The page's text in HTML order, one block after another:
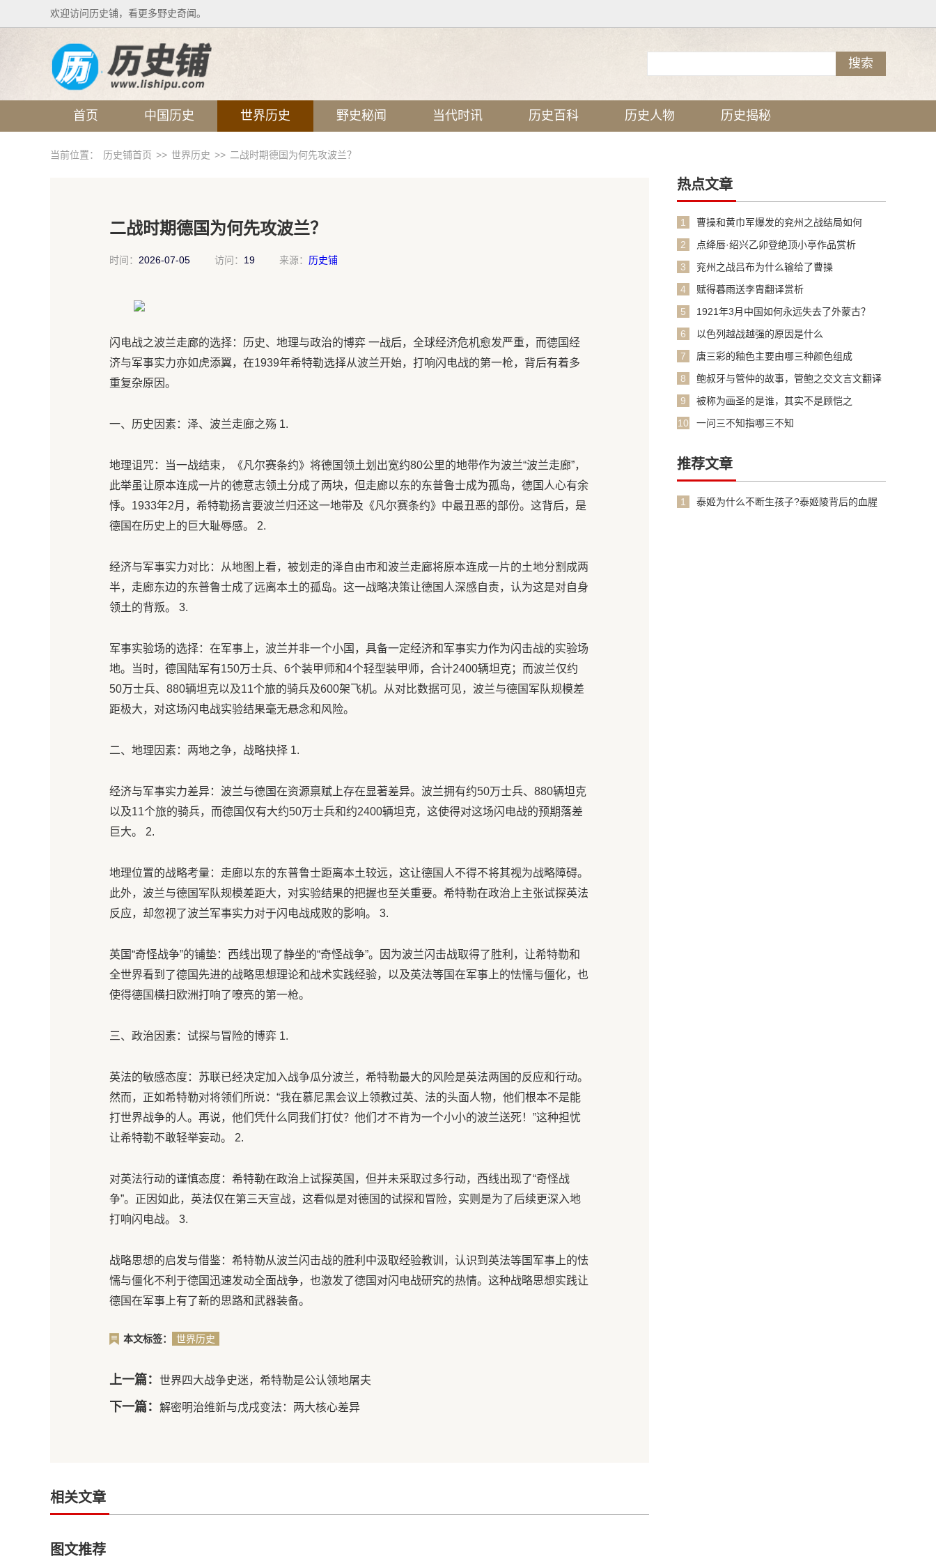
欢迎访问历史铺，看更多野史奇闻。
首页 中国历史 世界历史 野史秘闻 当代时讯 历史百科 历史人物 历史揭秘
当前位置： 历史铺首页 >> 世界历史 >> 二战时期德国为何先攻波兰？
二战时期德国为何先攻波兰？
时间： 2026-07-05 访问： 19 来源： 历史铺
闪电战之波兰走廊的选择：历史、地理与政治的博弈 一战后，全球经济危机愈发严重，而德国经
济与军事实力亦如虎添翼，在1939年希特勒选择从波兰开始，打响闪电战的第一枪，背后有着多
重复杂原因。
一、历史因素：泽、波兰走廊之殇 1.
地理诅咒：当一战结束，《凡尔赛条约》将德国领土划出宽约80公里的地带作为波兰“波兰走廊”，
此举虽让原本连成一片的德意志领土分成了两块，但走廊以东的东普鲁士成为孤岛，德国人心有余
悸。1933年2月，希特勒扬言要波兰归还这一地带及《凡尔赛条约》中最丑恶的部份。这背后，是
德国在历史上的巨大耻辱感。 2.
经济与军事实力对比：从地图上看，被划走的泽自由市和波兰走廊将原本连成一片的土地分割成两
半，走廊东边的东普鲁士成了远离本土的孤岛。这一战略决策让德国人深感自责，认为这是对自身
领土的背叛。 3.
军事实验场的选择：在军事上，波兰并非一个小国，具备一定经济和军事实力作为闪击战的实验场
地。当时，德国陆军有150万士兵、6个装甲师和4个轻型装甲师，合计2400辆坦克；而波兰仅约
50万士兵、880辆坦克以及11个旅的骑兵及600架飞机。从对比数据可见，波兰与德国军队规模差
距极大，对这场闪电战实验结果毫无悬念和风险。
二、地理因素：两地之争，战略抉择 1.
经济与军事实力差异：波兰与德国在资源禀赋上存在显著差异。波兰拥有约50万士兵、880辆坦克
以及11个旅的骑兵，而德国仅有大约50万士兵和约2400辆坦克，这使得对这场闪电战的预期落差
巨大。 2.
地理位置的战略考量：走廊以东的东普鲁士距离本土较远，这让德国人不得不将其视为战略障碍。
此外，波兰与德国军队规模差距大，对实验结果的把握也至关重要。希特勒在政治上主张试探英法
反应，却忽视了波兰军事实力对于闪电战成败的影响。 3.
英国“奇怪战争”的铺垫：西线出现了静坐的“奇怪战争”。因为波兰闪击战取得了胜利，让希特勒和
全世界看到了德国先进的战略思想理论和战术实践经验，以及英法等国在军事上的怯懦与僵化，也
使得德国横扫欧洲打响了嘹亮的第一枪。
三、政治因素：试探与冒险的博弈 1.
英法的敏感态度：苏联已经决定加入战争瓜分波兰，希特勒最大的风险是英法两国的反应和行动。
然而，正如希特勒对将领们所说：“我在慕尼黑会议上领教过英、法的头面人物，他们根本不是能
打世界战争的人。再说，他们凭什么同我们打仗？他们才不肯为一个小小的波兰送死！”这种担忧
让希特勒不敢轻举妄动。 2.
对英法行动的谨慎态度：希特勒在政治上试探英国，但并未采取过多行动，西线出现了“奇怪战
争”。正因如此，英法仅在第三天宣战，这看似是对德国的试探和冒险，实则是为了后续更深入地
打响闪电战。 3.
战略思想的启发与借鉴：希特勒从波兰闪击战的胜利中汲取经验教训，认识到英法等国军事上的怯
懦与僵化不利于德国迅速发动全面战争，也激发了德国对闪电战研究的热情。这种战略思想实践让
德国在军事上有了新的思路和武器装备。
本文标签： 世界历史
上一篇： 世界四大战争史迷，希特勒是公认领地屠夫
下一篇： 解密明治维新与戊戌变法：两大核心差异
相关文章
图文推荐
热点文章
1
曹操和黄巾军爆发的兖州之战结局如何
2
点绛唇·绍兴乙卯登绝顶小亭作品赏析
3
兖州之战吕布为什么输给了曹操
4
赋得暮雨送李胄翻译赏析
5
1921年3月中国如何永远失去了外蒙古？
6
以色列越战越强的原因是什么
7
唐三彩的釉色主要由哪三种颜色组成
8
鲍叔牙与管仲的故事，管鲍之交文言文翻译
9
被称为画圣的是谁，其实不是顾恺之
10
一问三不知指哪三不知
推荐文章
1
泰姬为什么不断生孩子?泰姬陵背后的血腥